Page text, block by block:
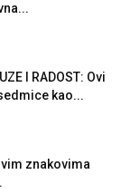
I RADOST: Ovi
kao...
znakovima